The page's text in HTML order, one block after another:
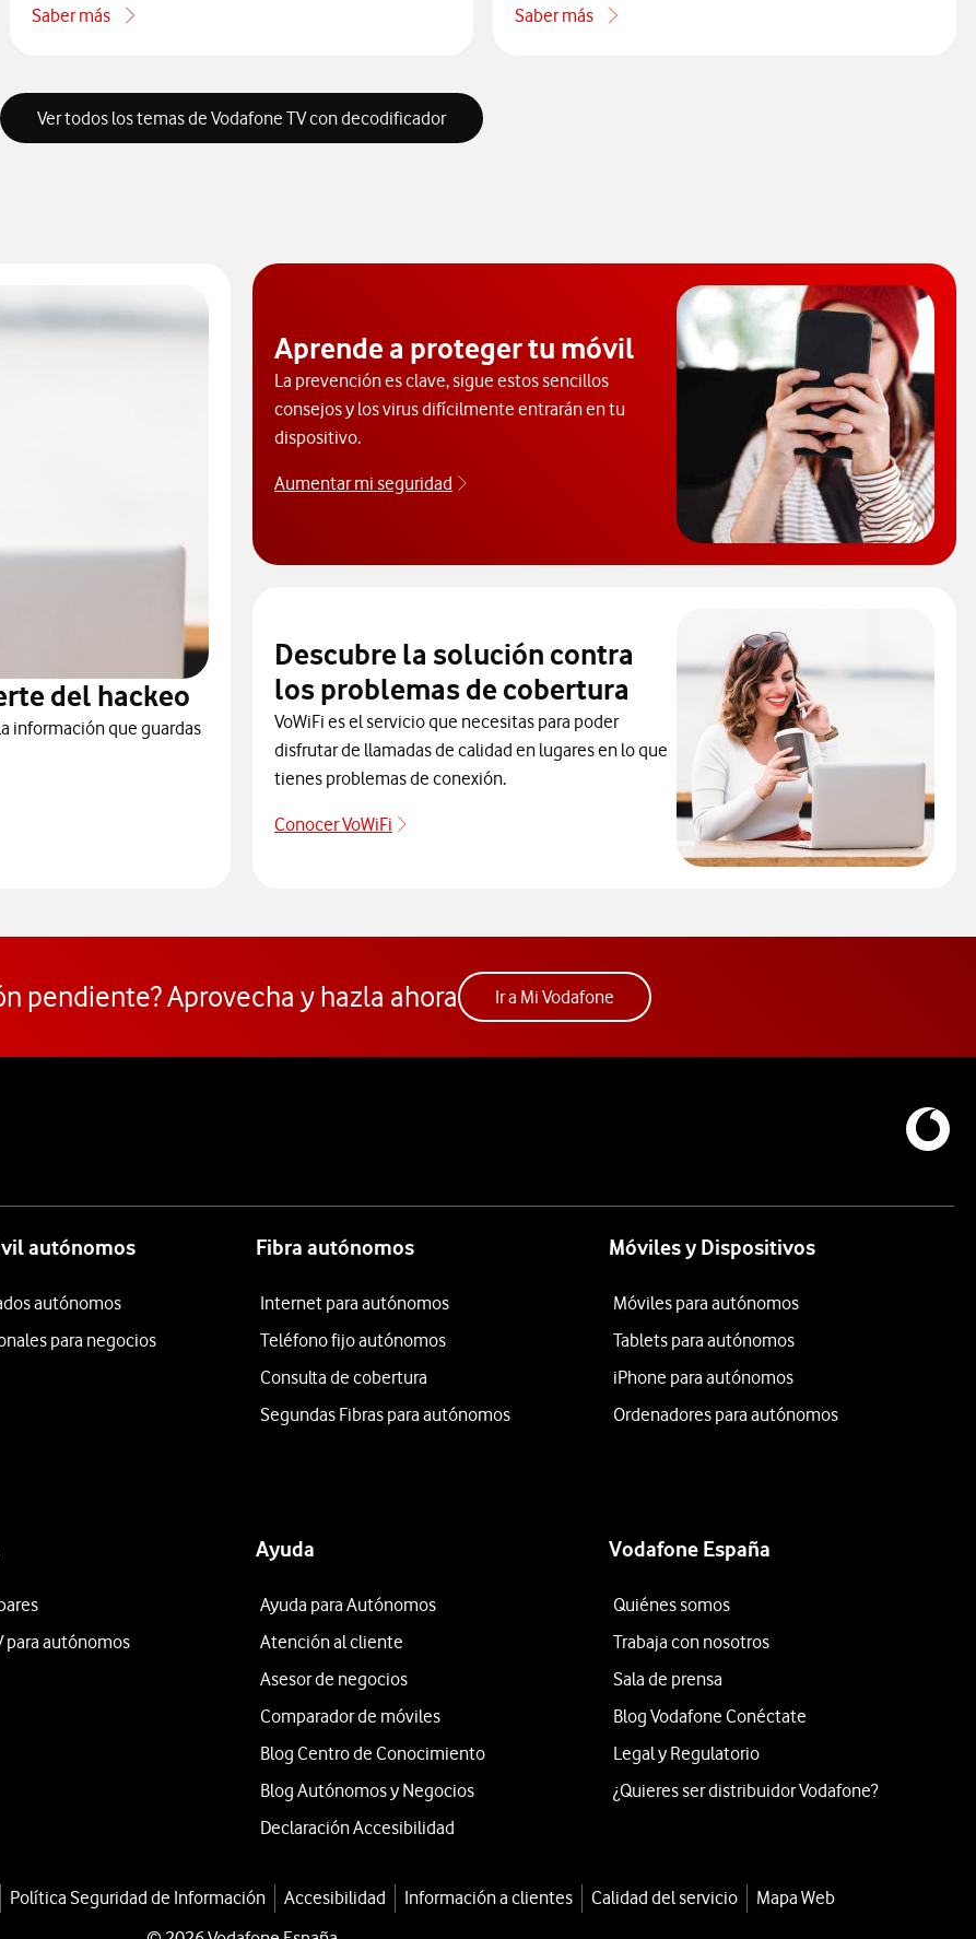
por teléfono
Saber más
acerca de Cómo activar TV Multidispositivo
Saber más
acerca de Qué es TV Multidispositivo
Ver todos los temas de Vodafone TV con decodificador
del hackeo
información que guardas
Aprende a proteger tu móvil
La prevención es clave, sigue estos sencillos
consejos y los virus difícilmente entrarán en tu
dispositivo.
Aumentar mi seguridad
Aprende a proteger tu móvil de virus.
Descubre la solución contra
los problemas de cobertura
VoWiFi es el servicio que necesitas para poder
disfrutar de llamadas de calidad en lugares en lo que
tienes problemas de conexión.
Conocer VoWiFi
Descubre la solución contra los problemas de cobertura. abre ventana
pendiente? Aprovecha y hazla ahora Ir a Mi VodafoneAcceder a la app Mi Vodafone. Abre ventana
autónomos
autónomos
para negocios
Fibra autónomos
Internet para autónomos
Teléfono fijo autónomos
Consulta de cobertura
Segundas Fibras para autónomos
Móviles y Dispositivos
Móviles para autónomos
Tablets para autónomos
iPhone para autónomos
Ordenadores para autónomos
para autónomos
Ayuda
Ayuda para Autónomos
Atención al cliente
Asesor de negocios
Comparador de móviles
Blog Centro de Conocimiento
Blog Autónomos y Negocios
Declaración Accesibilidad
Vodafone España
Quiénes somos
Trabaja con nosotros
Sala de prensa
Blog Vodafone Conéctate
Legal y Regulatorio
¿Quieres ser distribuidor Vodafone?
Política Seguridad de Información Accesibilidad Información a clientes Calidad del servicio
Mapa Web